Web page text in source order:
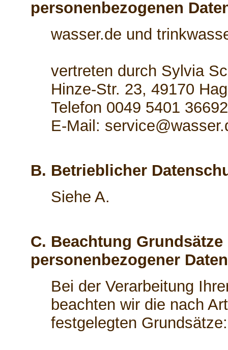
personenbezogenen
wasser.de und
vertreten durch Sylvia
Hinze-Str. 23, 49170
Telefon 0049 5401
E-Mail:
B. Betrieblicher
Siehe A.
C. Beachtung
personenbezogener Daten
Bei der Verarbeitung
beachten wir die nach
festgelegten Grundsätze: